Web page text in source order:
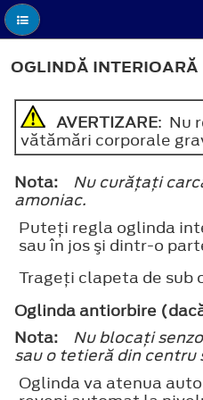
OGLINDĂ INTERIOARĂ
AVERTIZARE: Nu
vătămări corporale
Nota:
Nu curăţaţi
amoniac.
Puteţi regla oglinda
sau în jos şi dintr-o
Trageţi clapeta de sub
Oglinda antiorbire
Nota:
Nu blocaţi
sau o tetieră din centru
Oglinda va atenua